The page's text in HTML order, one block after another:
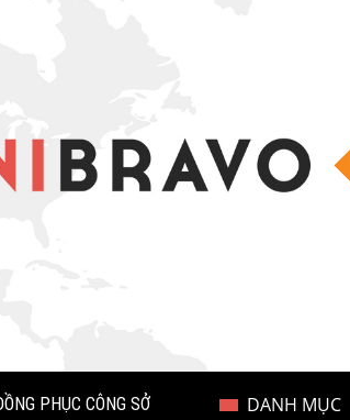
PHỤC CÔNG SỞ DANH MỤC